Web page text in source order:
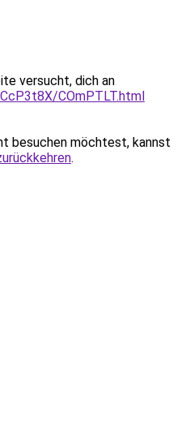
versucht, dich an
COmPTLT.html
besuchen möchtest, kannst
.